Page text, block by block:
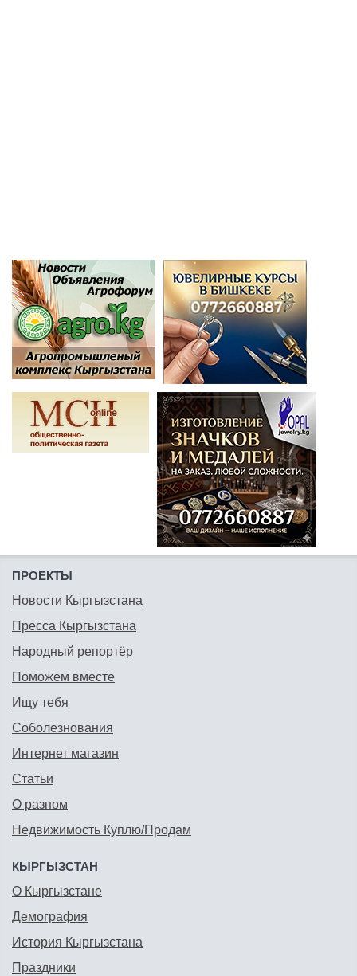
ПРОЕКТЫ
Новости Кыргызстана
Пресса Кыргызстана
Народный репортёр
Поможем вместе
Ищу тебя
Соболезнования
Интернет магазин
Статьи
О разном
Недвижимость Куплю/Продам
КЫРГЫЗСТАН
О Кыргызстане
Демография
История Кыргызстана
Праздники